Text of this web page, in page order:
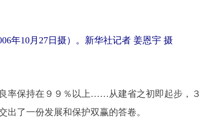
年10月27日摄）。新华社记者 姜恩宇 摄
保持在９９％以上……从建省之初即起步，３
了一份发展和保护双赢的答卷。